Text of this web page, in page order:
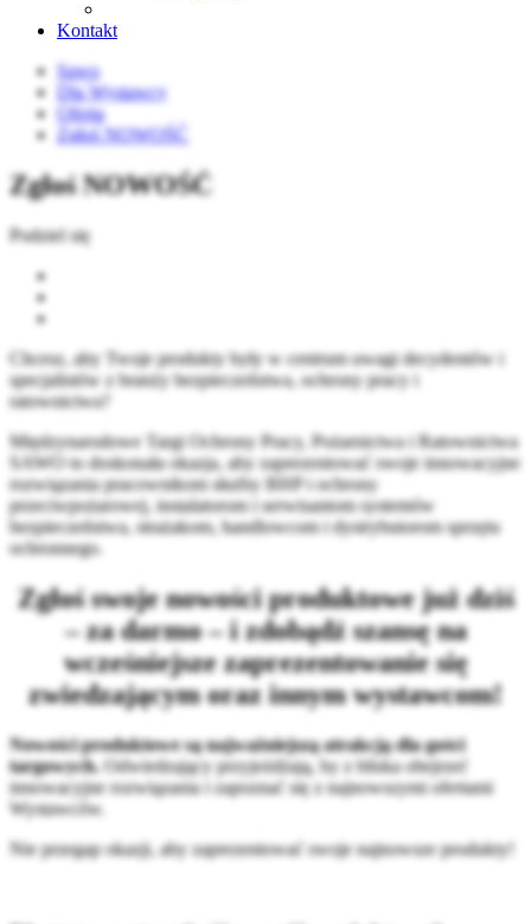
Kontakt
Sawo
Dla Wystawcy
Oferta
Zgłoś NOWOŚĆ
Zgłoś NOWOŚĆ
Podziel się
Chcesz, aby Twoje produkty były w centrum uwagi decydentów i
specjalistów z branży bezpieczeństwa, ochrony pracy i
ratownictwa?
Międzynarodowe Targi Ochrony Pracy, Pożarnictwa i Ratownictwa
SAWO to doskonała okazja, aby zaprezentować swoje innowacyjne
rozwiązania pracownikom służby BHP i ochrony
przeciwpożarowej, instalatorom i serwisantom systemów
bezpieczeństwa, strażakom, handlowcom i dystrybutorom sprzętu
ochronnego.
Zgłoś swoje nowości produktowe już dziś
– za darmo – i zdobądź szansę na
wcześniejsze zaprezentowanie się
zwiedzającym oraz innym wystawcom!
Nowości produktowe są najważniejszą atrakcją dla gości
targowych.Odwiedzający przyjeżdżają, by z bliska obejrzeć
innowacyjne rozwiązania i zapoznać się z najnowszymi ofertami
Wystawców.
Nie przegap okazji, aby zaprezentować swoje najnowsze produkty!